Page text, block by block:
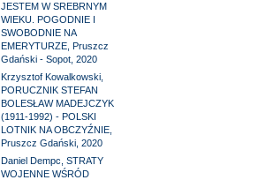
JESTEM W SREBRNYM
WIEKU. POGODNIE I
SWOBODNIE NA
EMERYTURZE, Pruszcz
Gdański - Sopot, 2020
Krzysztof Kowalkowski,
PORUCZNIK STEFAN
BOLESŁAW MADEJCZYK
(1911-1992) - POLSKI
LOTNIK NA OBCZYŹNIE,
Pruszcz Gdański, 2020
Daniel Dempc, STRATY
WOJENNE WŚRÓD